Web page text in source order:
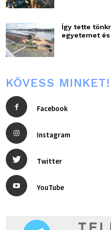
Így tette
egyetemet
KÖVESS MINKET!
Facebook
Instagram
Twitter
YouTube